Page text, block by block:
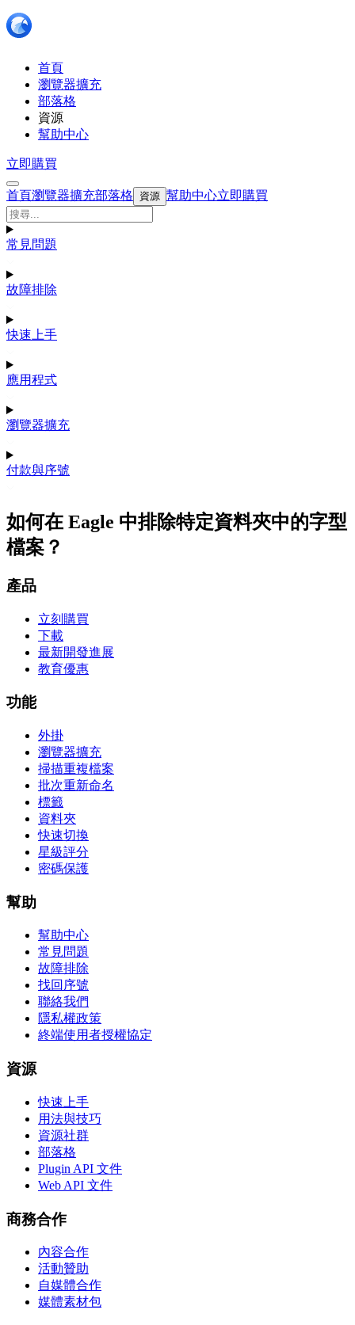
首頁
瀏覽器擴充
部落格
資源
幫助中心
立即購買
首頁瀏覽器擴充部落格 資源 幫助中心立即購買
常見問題
故障排除
快速上手
應用程式
瀏覽器擴充
付款與序號
如何在 Eagle 中排除特定資料夾中的字型
檔案？
產品
立刻購買
下載
最新開發進展
教育優惠
功能
外掛
瀏覽器擴充
掃描重複檔案
批次重新命名
標籤
資料夾
快速切換
星級評分
密碼保護
幫助
幫助中心
常見問題
故障排除
找回序號
聯絡我們
隱私權政策
終端使用者授權協定
資源
快速上手
用法與技巧
資源社群
部落格
Plugin API 文件
Web API 文件
商務合作
內容合作
活動贊助
自媒體合作
媒體素材包